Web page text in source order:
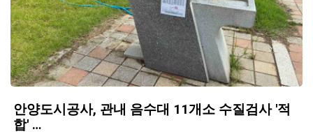
안양도시공사, 관내 음수대 11개소 수질검사 '적
합' …